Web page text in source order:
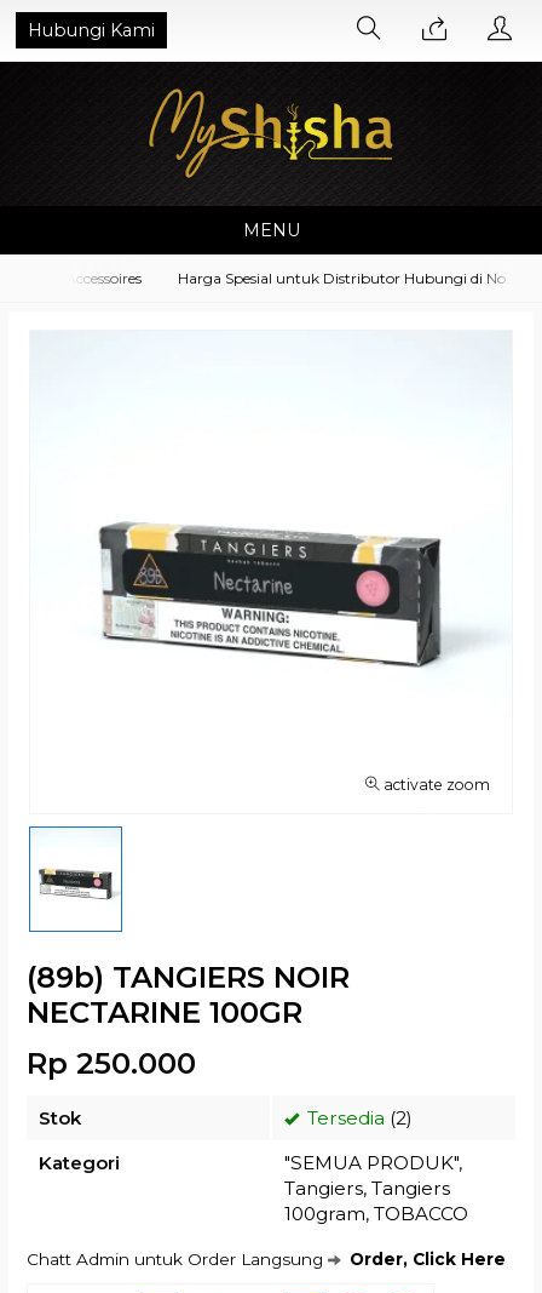
Hubungi Kami
MENU
Accessoires Harga Spesial untuk Distributor Hubungi di No.
activate zoom
(89b) TANGIERS NOIR
NECTARINE 100GR
Rp 250.000
Stok Tersedia (2)
Kategori
"SEMUA PRODUK",
Tangiers, Tangiers
100gram, TOBACCO
Chatt Admin untuk Order Langsung Order, Click Here